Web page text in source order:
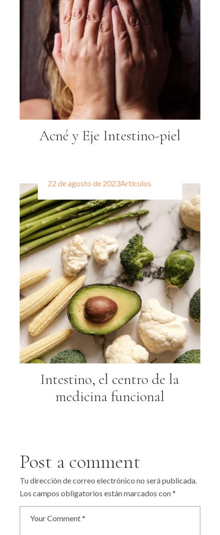
Acné y Eje Intestino-piel
22 de agosto de 2023Artículos
Intestino, el centro de la
medicina funcional
Post a comment
Tu dirección de correo electrónico no será publicada.
Los campos obligatorios están marcados con*